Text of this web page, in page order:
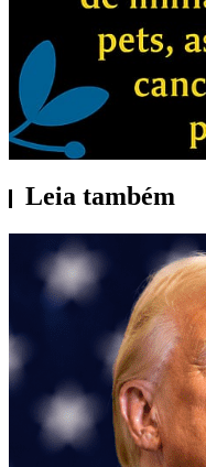
Leia também